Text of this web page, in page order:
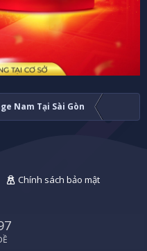
Nam Tại Sài Gòn
Chính sách bảo mật